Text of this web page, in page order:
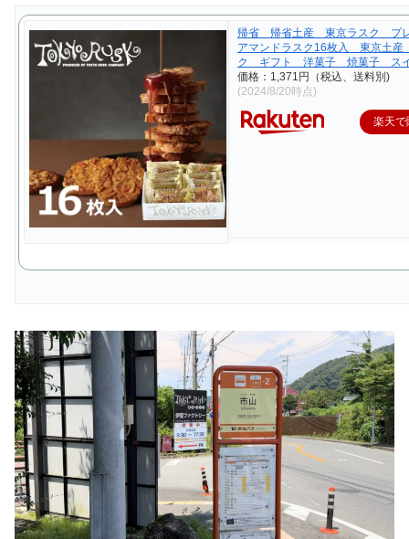
帰省 帰省土産 東京ラスク プ
アマンドラスク16枚入 東京土
ク ギフト 洋菓子 焼菓子 ス
価格：1,371円（税込、送料別)
(2024/8/20時点)
楽天で